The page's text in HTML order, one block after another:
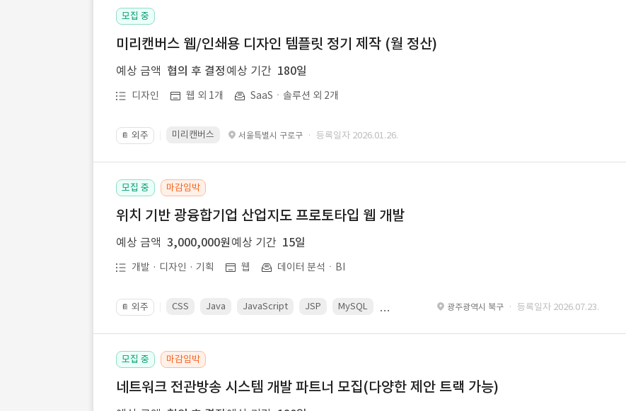
모집 중
미리캔버스 웹/인쇄용 디자인 템플릿 정기 제작 (월 정산)
예상 금액 협의 후 결정 예상 기간 180일
디자인 웹 외 1개 SaaSㆍ솔루션 외 2개
📔 외주 미리캔버스 서울특별시 구로구 · 등록일자 2026.01.26.
모집 중 마감임박
위치 기반 광융합기업 산업지도 프로토타입 웹 개발
예상 금액 3,000,000원 예상 기간 15일
개발 · 디자인 · 기획 웹 데이터 분석ㆍBI
📔 외주 CSS Java JavaScript JSP MySQL Spring광주광역시 북구 · 등록일자 2026.07.23.
모집 중 마감임박
네트워크 전관방송 시스템 개발 파트너 모집(다양한 제안 트랙 가능)